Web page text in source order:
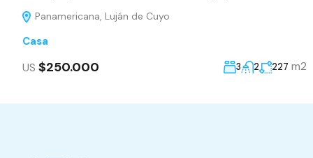
Panamericana, Luján de Cuyo
Casa
US $250.000 3 2 227 m2